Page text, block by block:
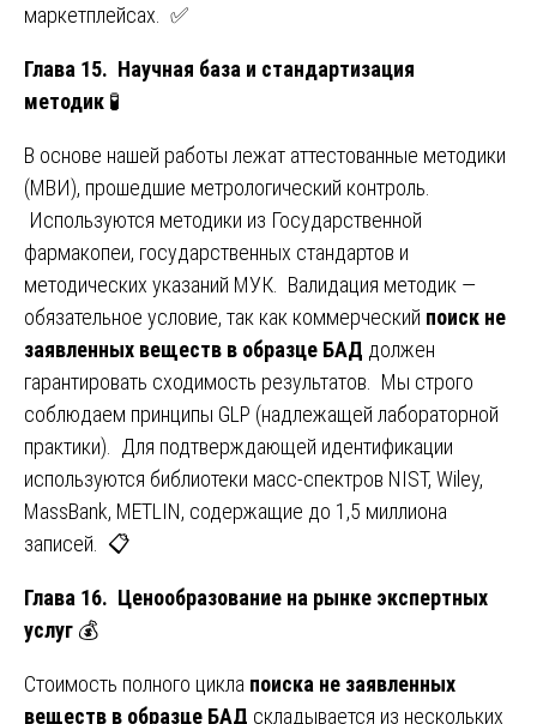
маркетплейсах. ✅
Глава 15. Научная база и стандартизация
методик 🧪
В основе нашей работы лежат аттестованные методики
(МВИ), прошедшие метрологический контроль.
Используются методики из Государственной
фармакопеи, государственных стандартов и
методических указаний МУК. Валидация методик —
обязательное условие, так как коммерческий поиск не
заявленных веществ в образце БАД должен
гарантировать сходимость результатов. Мы строго
соблюдаем принципы GLP (надлежащей лабораторной
практики). Для подтверждающей идентификации
используются библиотеки масс-спектров NIST, Wiley,
MassBank, METLIN, содержащие до 1,5 миллиона
записей. 📋
Глава 16. Ценообразование на рынке экспертных
услуг 💰
Стоимость полного цикла поиска не заявленных
веществ в образце БАД складывается из нескольких